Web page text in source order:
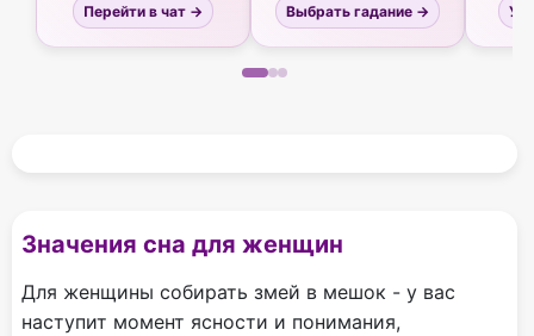
Перейти в чат → Выбрать гадание →
Значения сна для женщин
Для женщины собирать змей в мешок - у вас
наступит момент ясности и понимания,